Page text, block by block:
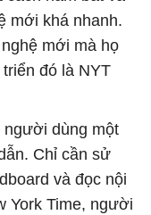
mới khá nhanh.
mới mà họ
đó là NYT
người dùng một
Chỉ cần sử
và đọc nội
York Time, người